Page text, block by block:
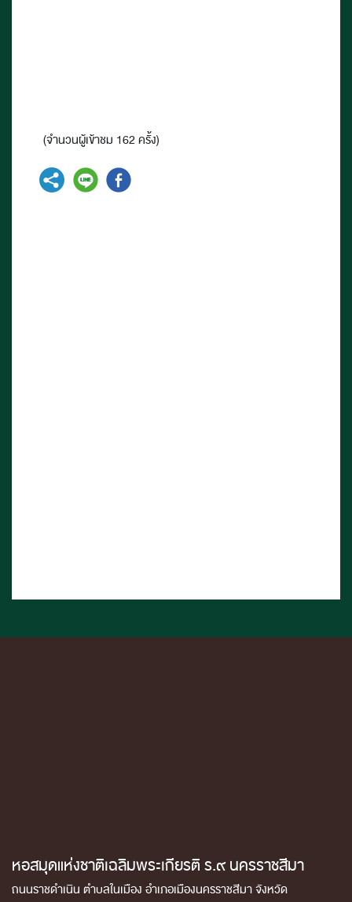
(จำนวนผู้เข้าชม 162 ครั้ง)
หอสมุดแห่งชาติเฉลิมพระเกียรติ ร.๙ นครราชสีมา
ถนนราชดำเนิน ตำบลในเมือง อำเภอเมืองนครราชสีมา จังหวัด